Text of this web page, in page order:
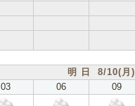
明 日 8/10(月)
03 06 09